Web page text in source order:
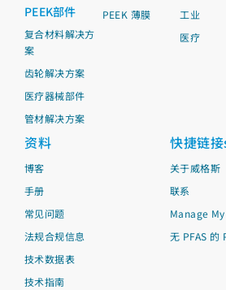
PEEK部件
复合材料解决方
案
齿轮解决方案
医疗器械部件
管材解决方案
PEEK 薄膜
工业
医疗
资料
博客
手册
常见问题
法规合规信息
技术数据表
技术指南
快捷链接
关于威格斯
联系
Manage
无 PFAS 的